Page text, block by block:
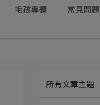
毛孩專欄 常見問題
所有文章主題